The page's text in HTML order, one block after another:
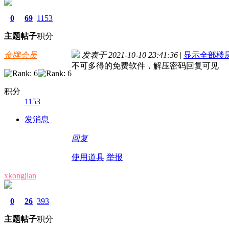
0
主题
69
帖子
1153
积分
金牌会员
积分
1153
发消息
发表于 2021-10-10 23:41:36 | 显示全部楼
不可多得的免费软件，解压密码回复可见
回复
使用道具 举报
xkongjian
0
主题
26
帖子
393
积分